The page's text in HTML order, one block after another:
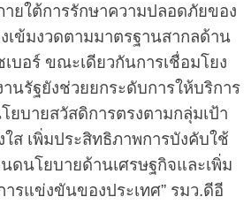
ยใต้การรักษาความปลอดภัยของ
ข้มงวดตามมาตรฐานสากลด้าน
บอร์ ขณะเดียวกันการเชื่อมโยง
นรัฐยังช่วยยกระดับการให้บริการ
ยบายสวัสดิการตรงตามกลุ่มเป้า
ส เพิ่มประสิทธิภาพการบังคับใช้
ดนโยบายด้านเศรษฐกิจและเพิ่ม
รแข่งขันของประเทศ” รมว.ดีอี